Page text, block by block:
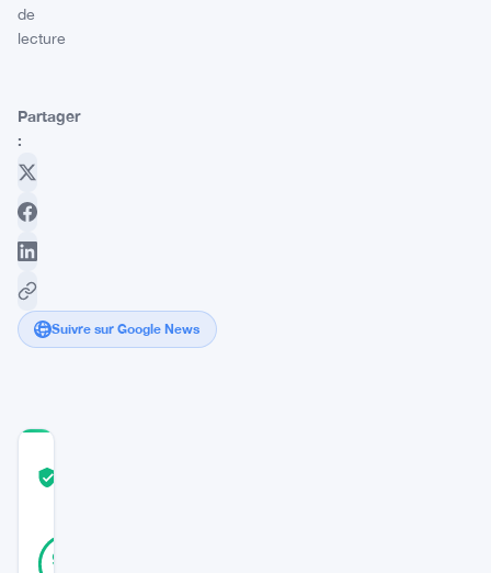
de
lecture
Partager
:
Suivre sur Google News
95